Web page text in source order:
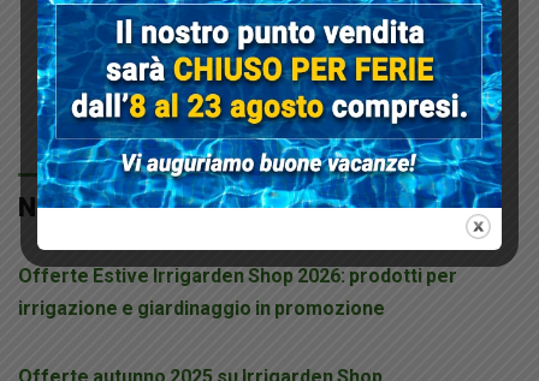
Prodotti Del Mese
Promozioni
NEWS RECENTI
Offerte Estive Irrigarden Shop 2026: prodotti per
irrigazione e giardinaggio in promozione
Offerte autunno 2025 su Irrigarden Shop